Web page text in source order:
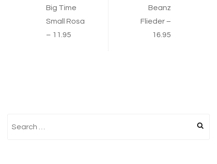
navigation
Big Time
Small Rosa
– 11.95
Beanz
Flieder –
16.95